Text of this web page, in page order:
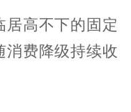
居高不下的固定
消费降级持续收